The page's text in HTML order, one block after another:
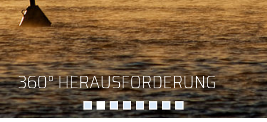
360° HERAUSFORDERUNG